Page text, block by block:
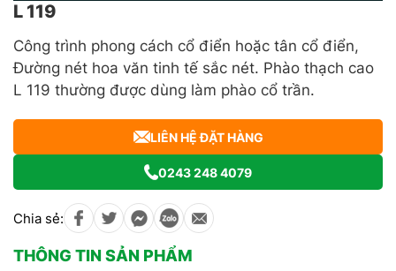
L 119
Công trình phong cách cổ điển hoặc tân cổ điển,
Đường nét hoa văn tinh tế sắc nét. Phào thạch cao
L 119 thường được dùng làm phào cổ trần.
LIÊN HỆ ĐẶT HÀNG
0243 248 4079
Chia sẻ:
THÔNG TIN SẢN PHẨM